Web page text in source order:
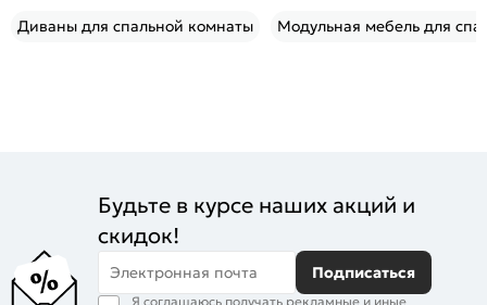
Диваны для спальной комнаты Модульная мебель для
Будьте в курсе наших акций и
скидок!
Электронная почта Подписаться
Я соглашаюсь получать рекламные и иные